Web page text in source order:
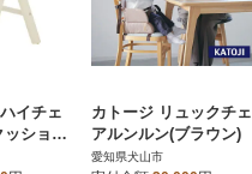
イチェ
ッション
カトージ リュックチェ
アルンルン(ブラウン)
愛知県犬山市